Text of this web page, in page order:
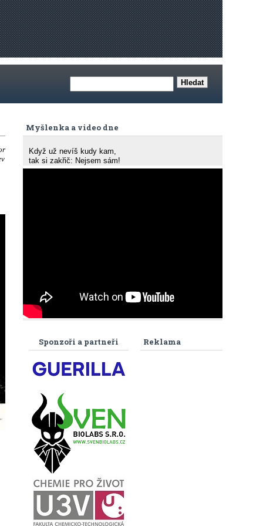
Myšlenka a video dne
Když už nevíš kudy kam,
tak si zakřič: Nejsem sám!
Reklama
Sponzoři a partneři